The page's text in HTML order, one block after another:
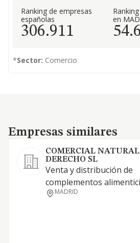
Ranking de empresas
españolas
306.911
en
*Sector: Comercio
Empresas similares
Empresas similares
COMERCIAL NATURAL
DERECHO SL
Venta y distribución de
complementos
MADRID